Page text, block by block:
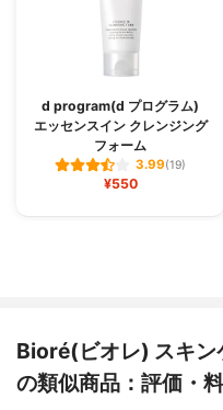
d program(d プログラム)
エッセンスイン クレンジング
フォーム
3.99(19)
¥550
Bioré(ビオレ) スキン
の類似商品：評価・